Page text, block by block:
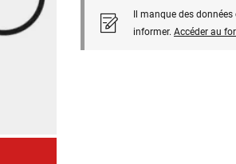
Il manque des
informer. Accéder au